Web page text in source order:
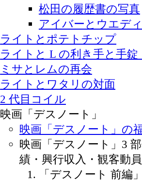
松田の履歴書の写真
アイバーとウエデ
ライトとポテトチップ
ライトと L の利き手と手錠
ミサとレムの再会
ライトとワタリの対面
2 代目コイル
映画「デスノート」
映画「デスノート」の
映画「デスノート」3
績・興行収入・観客動
「デスノート 前編